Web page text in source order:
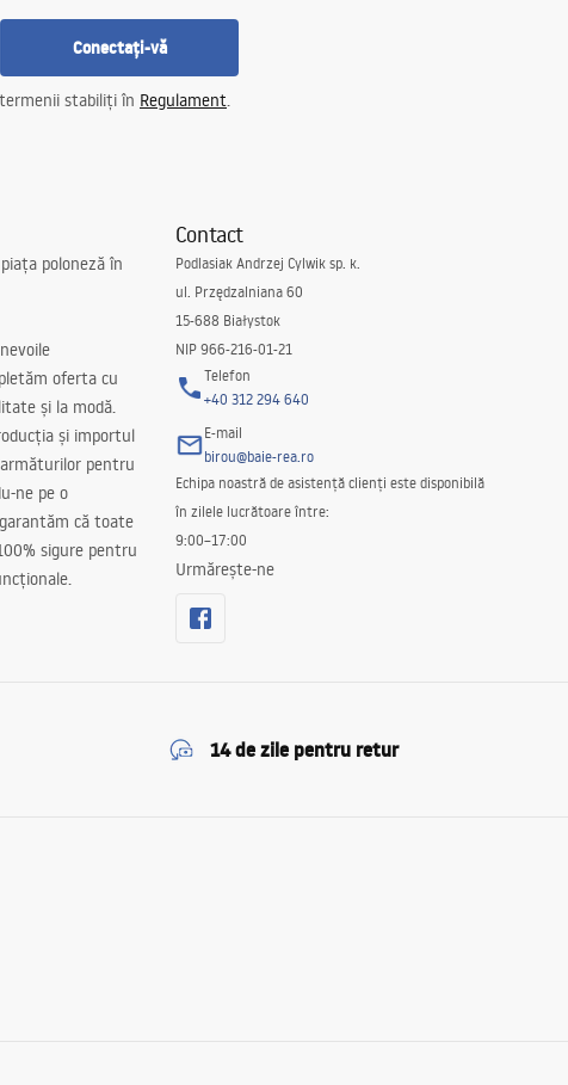
Conectați-vă
stabiliți în Regulament.
poloneză în
oferta cu
și la modă.
și importul
pentru
ne pe o
că toate
sigure pentru
Contact
Podlasiak Andrzej Cylwik sp. k.
ul. Przędzalniana 60
15-688 Białystok
NIP 966-216-01-21
Telefon
+40 312 294 640
E-mail
birou@baie-rea.ro
Echipa noastră de asistență clienți este disponibilă
în zilele lucrătoare între:
9:00–17:00
Urmărește-ne
14 de zile pentru retur